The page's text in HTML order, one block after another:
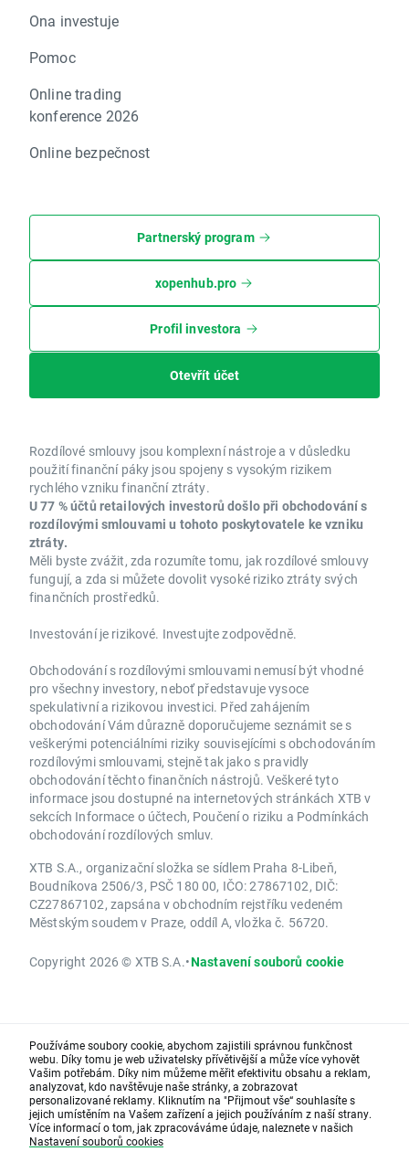
Ona investuje
Pomoc
Online trading
konference 2026
Online bezpečnost
Partnerský program
xopenhub.pro
Profil investora
Otevřít účet
Rozdílové smlouvy jsou komplexní nástroje a v důsledku
použití finanční páky jsou spojeny s vysokým rizikem
rychlého vzniku finanční ztráty.
U 77 % účtů retailových investorů došlo při obchodování s
rozdílovými smlouvami u tohoto poskytovatele ke vzniku
ztráty.
Měli byste zvážit, zda rozumíte tomu, jak rozdílové smlouvy
fungují, a zda si můžete dovolit vysoké riziko ztráty svých
finančních prostředků.
Investování je rizikové. Investujte zodpovědně.
Obchodování s rozdílovými smlouvami nemusí být vhodné
pro všechny investory, neboť představuje vysoce
spekulativní a rizikovou investici. Před zahájením
obchodování Vám důrazně doporučujeme seznámit se s
veškerými potenciálními riziky souvisejícími s obchodováním
rozdílovými smlouvami, stejně tak jako s pravidly
obchodování těchto finančních nástrojů. Veškeré tyto
informace jsou dostupné na internetových stránkách XTB v
sekcích Informace o účtech, Poučení o riziku a Podmínkách
obchodování rozdílových smluv.
XTB S.A., organizační složka se sídlem Praha 8-Libeň,
Boudníkova 2506/3, PSČ 180 00, IČO: 27867102, DIČ:
CZ27867102, zapsána v obchodním rejstříku vedeném
Městským soudem v Praze, oddíl A, vložka č. 56720.
Copyright 2026 © XTB S.A.•Nastavení souborů cookie
Používáme soubory cookie, abychom zajistili správnou funkčnost
webu. Díky tomu je web uživatelsky přívětivější a může více vyhovět
Vašim potřebám. Díky nim můžeme měřit efektivitu obsahu a reklam,
analyzovat, kdo navštěvuje naše stránky, a zobrazovat
personalizované reklamy. Kliknutím na "Přijmout vše“ souhlasíte s
jejich umístěním na Vašem zařízení a jejich používáním z naší strany.
Více informací o tom, jak zpracováváme údaje, naleznete v našich
Nastavení souborů cookies